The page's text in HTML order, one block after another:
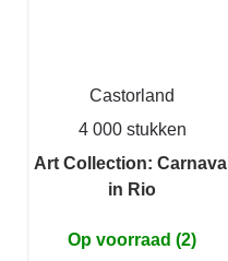
Castorland
4 000 stukken
Art Collection: Carnaval
in Rio
Op voorraad (2)